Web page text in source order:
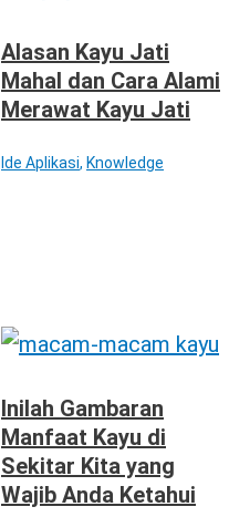
Alasan Kayu Jati
Mahal dan Cara Alami
Merawat Kayu Jati
Ide Aplikasi, Knowledge
Inilah Gambaran
Manfaat Kayu di
Sekitar Kita yang
Wajib Anda Ketahui